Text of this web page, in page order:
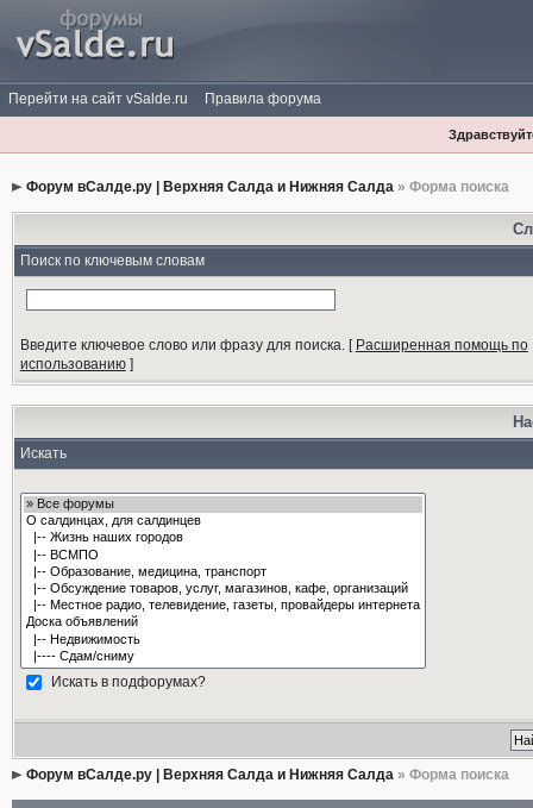
Перейти на сайт vSalde.ru Правила форума
Форум вСалде.ру | Верхняя Салда и Нижняя Салда» Форма поиска
Поиск по ключевым словам
Введите ключевое слово или фразу для поиска.[ Расширенная помощь по
использованию]
Искать
Искать в подфорумах?
Форум вСалде.ру | Верхняя Салда и Нижняя Салда» Форма поиска